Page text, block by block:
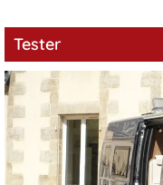
Tester